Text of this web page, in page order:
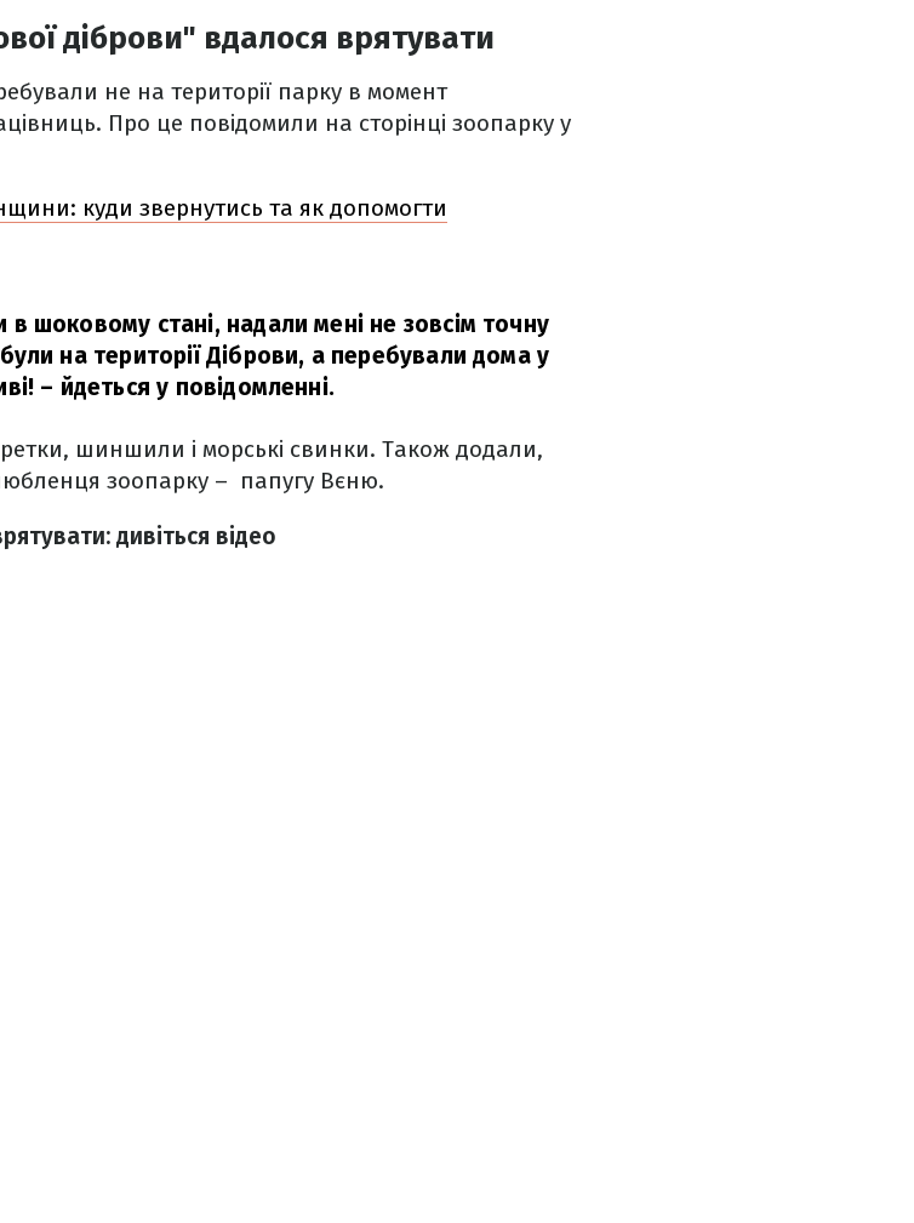
діброви" вдалося врятувати
не на території парку в момент
Про це повідомили на сторінці зоопарку у
куди звернутись та як допомогти
шоковому стані, надали мені не зовсім точну
на території Діброви, а перебували дома у
– йдеться у повідомленні.
шиншили і морські свинки. Також додали,
зоопарку – папугу Вєню.
дивіться відео